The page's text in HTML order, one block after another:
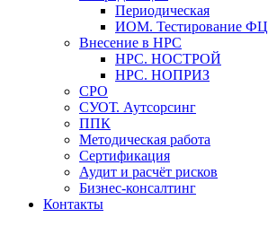
Периодическая
ИОМ. Тестирование
Внесение в НРС
НРС. НОСТРОЙ
НРС. НОПРИЗ
СРО
СУОТ. Аутсорсинг
ППК
Методическая работа
Сертификация
Аудит и расчёт рисков
Бизнес-консалтинг
Контакты